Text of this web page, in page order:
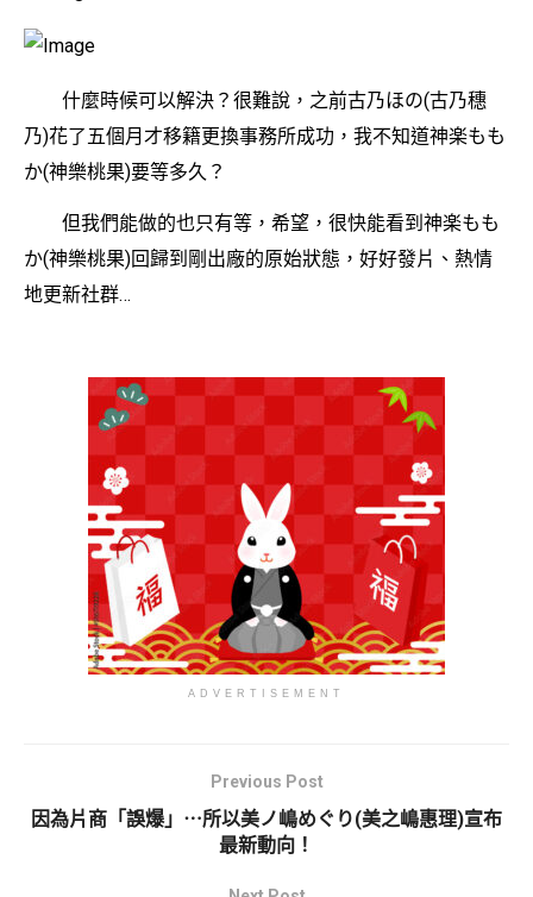
什麼時候可以解決？很難說，之前古乃ほの(古乃穗
乃)花了五個月才移籍更換事務所成功，我不知道神楽もも
か(神樂桃果)要等多久？
但我們能做的也只有等，希望，很快能看到神楽もも
か(神樂桃果)回歸到剛出廠的原始狀態，好好發片、熱情
地更新社群…
ADVERTISEMENT
Previous Post
因為片商「誤爆」⋯所以美ノ嶋めぐり(美之嶋惠理)宣布
最新動向！